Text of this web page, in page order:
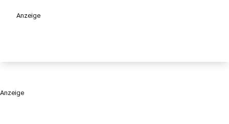
Anzeige
Anzeige